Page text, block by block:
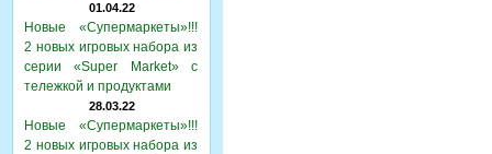
01.04.22
Новые «Супермаркеты»!!!
2 новых игровых набора из
серии «Super Market» с
тележкой и продуктами
28.03.22
Новые «Супермаркеты»!!!
2 новых игровых набора из